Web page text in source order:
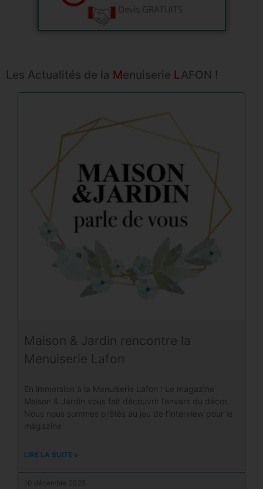
Les Actualités de la Menuiserie LAFON !
Maison & Jardin rencontre la
Menuiserie Lafon
En immersion à la Menuiserie Lafon ! Le magazine
Maison & Jardin vous fait découvrir l’envers du décor.
Nous nous sommes prêtés au jeu de l’interview pour le
magazine
LIRE LA SUITE »
10 décembre 2025